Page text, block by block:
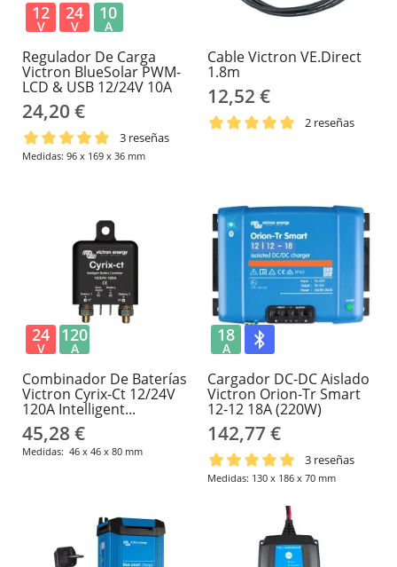
Regulador De Carga
Victron BlueSolar PWM-
LCD & USB 12/24V 10A
24,20 €
3 reseñas
Medidas: 96 x 169 x 36 mm
12
V
24
V
10
A
Cable Victron VE.Direct
1.8m
12,52 €
2 reseñas
Combinador De Baterías
Victron Cyrix-Ct 12/24V
120A Intelligent...
45,28 €
Medidas: 46 x 46 x 80 mm
24
V
120
A
Cargador DC-DC Aislado
Victron Orion-Tr Smart
12-12 18A (220W)
142,77 €
3 reseñas
Medidas: 130 x 186 x 70 mm
18
A